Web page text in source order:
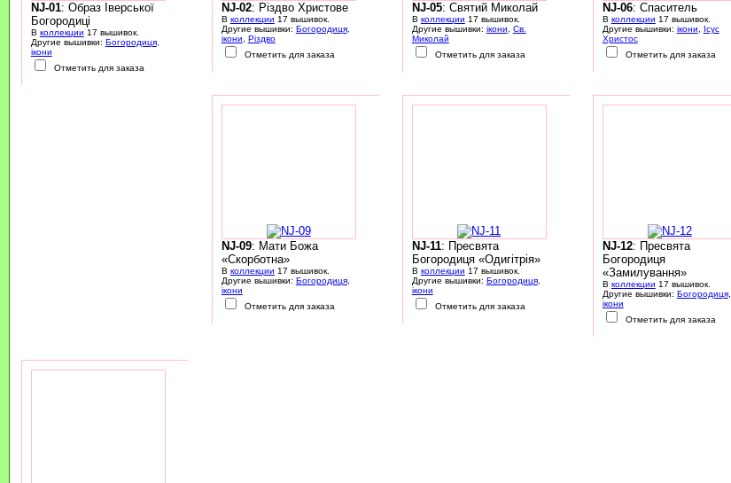
NJ-01: Образ Іверської
Богородиці
В коллекции 17 вышивок.
Другие вышивки: Богородиця,
ікони
Отметить для заказа
NJ-02: Різдво Христове
В коллекции 17 вышивок.
Другие вышивки: Богородиця,
ікони, Різдво
Отметить для заказа
NJ-05: Святий Миколай
В коллекции 17 вышивок.
Другие вышивки: ікони, Св.
Миколай
Отметить для заказа
NJ-06: Спаситель
В коллекции 17 вышивок.
Другие вышивки: ікони, Ісус
Христос
Отметить для заказа
NJ-09: Мати Божа
«Скорботна»
В коллекции 17 вышивок.
Другие вышивки: Богородиця,
ікони
Отметить для заказа
NJ-11: Пресвята
Богородиця «Одигітрія»
В коллекции 17 вышивок.
Другие вышивки: Богородиця,
ікони
Отметить для заказа
NJ-12: Пресвята
Богородиця
«Замилування»
В коллекции 17 вышивок.
Другие вышивки: Богородиця,
ікони
Отметить для заказа